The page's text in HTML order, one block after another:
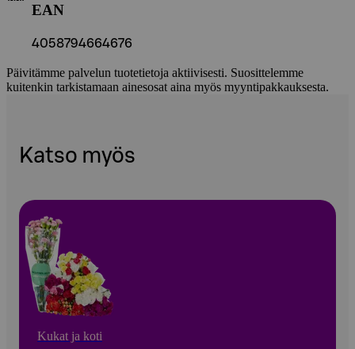
EAN
4058794664676
Päivitämme palvelun tuotetietoja aktiivisesti. Suosittelemme
kuitenkin tarkistamaan ainesosat aina myös myyntipakkauksesta.
Katso myös
Kukat ja koti